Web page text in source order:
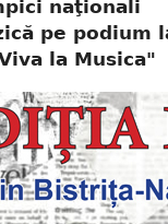
naţionali
pe podium
la Musica"